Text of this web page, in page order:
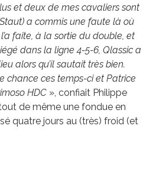
et deux de mes cavaliers sont
a commis une faute là où
faite, à la sortie du double, et
dans la ligne 4-5-6, Qlassic a
alors qu’il sautait très bien.
chance ces temps-ci et Patrice
HDC », confiait Philippe
de même une fondue en
quatre jours au (très) froid (et